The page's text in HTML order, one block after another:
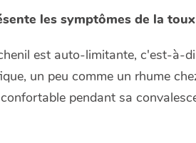
les symptômes de la
est auto-limitante, c'est-à-
un peu comme un rhume
pendant sa